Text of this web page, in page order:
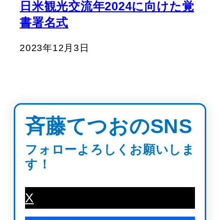
日米観光交流年2024に向けた覚
書署名式
2023年12月3日
斉藤てつおのSNS
フォローよろしくお願いしま
す！
X